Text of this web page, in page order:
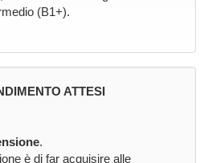
(B1+).
ATTESI
.
è di far acquisire alle